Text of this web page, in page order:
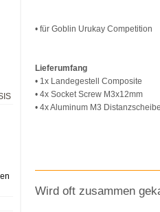
• für Goblin Urukay Competition
Lieferumfang
• 1x Landegestell Composite
• 4x Socket Screw M3x12mm
• 4x Aluminum M3 Distanzscheibe
Wird oft zusammen